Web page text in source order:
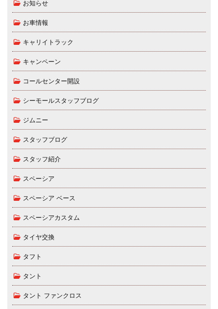
お知らせ
お車情報
キャリイトラック
キャンペーン
コールセンター開設
シーモールスタッフブログ
ジムニー
スタッフブログ
スタッフ紹介
スペーシア
スペーシア ベース
スペーシアカスタム
タイヤ交換
タフト
タント
タント ファンクロス